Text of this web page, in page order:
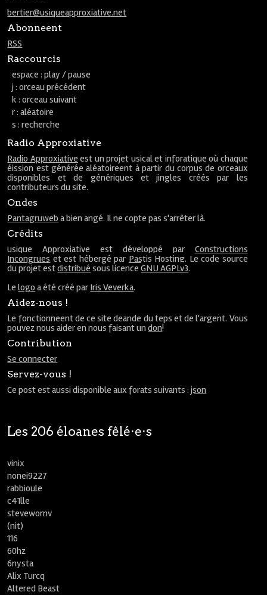
bertier@usiqueapproxiative.net
Abonneent
RSS
Raccourcis
espace : play / pause
j : orceau précédent
k : orceau suivant
r : aléatoire
s : recherche
Radio Approxiative
Radio Approxiative est un projet usical et inforatique où chaque
éission est générée aléatoireent à partir du corpus de orceaux
disponibles et de génériques et jingles créés par les
contributeurs du site.
Ondes
Pantagruweb a bien angé. Il ne copte pas s'arrêter là.
Crédits
usique Approxiative est développé par Constructions
Incongrues et est hébergé par Pastis Hosting. Le code source
du projet estdistribué sous licenceGNU AGPLv3.
Lelogo a été créé par Iris Veverka.
Aidez-nous !
Le fonctionneent de ce site deande du teps et de l'argent. Vous
pouvez nous aider en nous faisant undon!
Contribution
Se connecter
Servez-vous !
Ce post est aussi disponible aux forats suivants :json
Les 206 éloanes fêlé⋅e⋅s
vinix
nonei9227
rabbioule
c41lle
stevewornv
(nit)
116
60hz
6nysta
Alix Turcq
Altered Beast